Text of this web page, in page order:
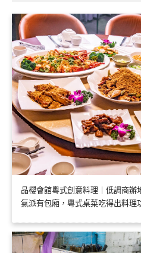
晶櫻會館粵式創意料理｜低調商
氣派有包廂，粵式桌菜吃得出料理